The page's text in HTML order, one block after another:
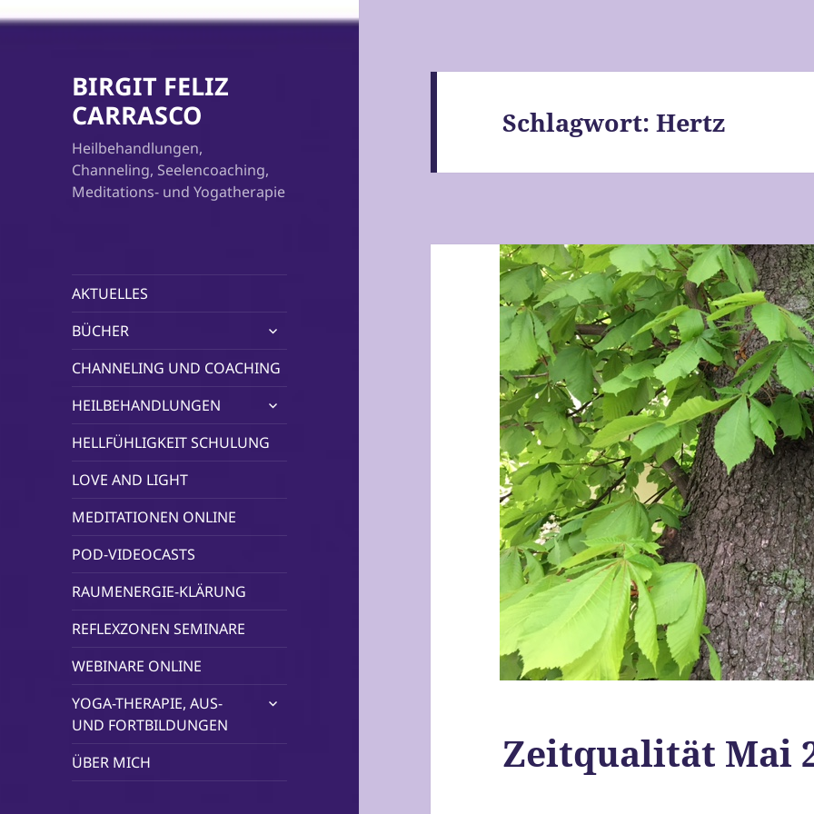
BIRGIT FELIZ
CARRASCO
Heilbehandlungen,
Channeling, Seelencoaching,
Meditations- und Yogatherapie
AKTUELLES
BÜCHER
untermenü
CHANNELING UND COACHING
HEILBEHANDLUNGEN
untermenü
öffnen
HELLFÜHLIGKEIT SCHULUNG
LOVE AND LIGHT
MEDITATIONEN ONLINE
POD-VIDEOCASTS
RAUMENERGIE-KLÄRUNG
REFLEXZONEN SEMINARE
WEBINARE ONLINE
YOGA-THERAPIE, AUS-
UND FORTBILDUNGEN
untermenü
ÜBER MICH
Schlagwort:Hertz
Zeitqualität Mai